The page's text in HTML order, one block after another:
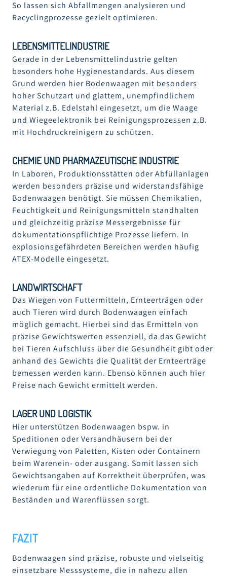
So lassen sich Abfallmengen analysieren und
Recyclingprozesse gezielt optimieren.
LEBENSMITTELINDUSTRIE
Gerade in der Lebensmittelindustrie gelten
besonders hohe Hygienestandards. Aus diesem
Grund werden hier Bodenwaagen mit besonders
hoher Schutzart und glattem, unempfindlichem
Material z.B. Edelstahl eingesetzt, um die Waage
und Wiegeelektronik bei Reinigungsprozessen z.B.
mit Hochdruckreinigern zu schützen.
CHEMIE UND PHARMAZEUTISCHE INDUSTRIE
In Laboren, Produktionsstätten oder Abfüllanlagen
werden besonders präzise und widerstandsfähige
Bodenwaagen benötigt. Sie müssen Chemikalien,
Feuchtigkeit und Reinigungsmitteln standhalten
und gleichzeitig präzise Messergebnisse für
dokumentationspflichtige Prozesse liefern. In
explosionsgefährdeten Bereichen werden häufig
ATEX-Modelle eingesetzt.
LANDWIRTSCHAFT
Das Wiegen von Futtermitteln, Ernteerträgen oder
auch Tieren wird durch Bodenwaagen einfach
möglich gemacht. Hierbei sind das Ermitteln von
präzise Gewichtswerten essenziell, da das Gewicht
bei Tieren Aufschluss über die Gesundheit gibt oder
anhand des Gewichts die Qualität der Ernteerträge
bemessen werden kann. Ebenso können auch hier
Preise nach Gewicht ermittelt werden.
LAGER UND LOGISTIK
Hier unterstützen Bodenwaagen bspw. in
Speditionen oder Versandhäusern bei der
Verwiegung von Paletten, Kisten oder Containern
beim Warenein- oder ausgang. Somit lassen sich
Gewichtsangaben auf Korrektheit überprüfen, was
wiederum für eine ordentliche Dokumentation von
Beständen und Warenflüssen sorgt.
FAZIT
Bodenwaagen sind präzise, robuste und vielseitig
einsetzbare Messsysteme, die in nahezu allen